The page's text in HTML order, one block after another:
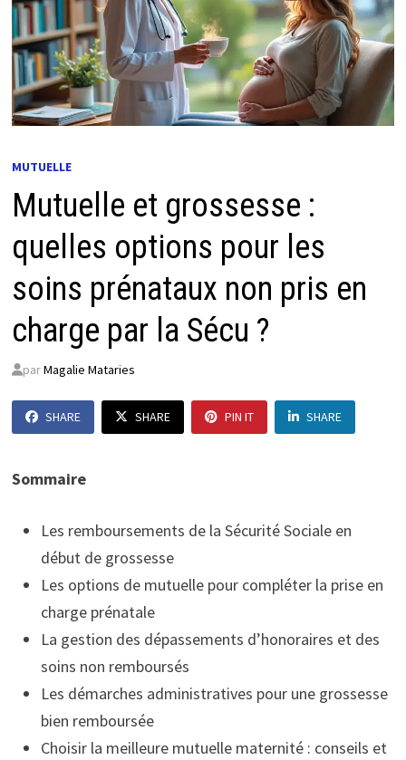
MUTUELLE
Mutuelle et grossesse :
quelles options pour les
soins prénataux non pris en
charge par la Sécu ?
parMagalie Mataries
SHARE SHARE PIN IT SHARE
Sommaire
Les remboursements de la Sécurité Sociale en
début de grossesse
Les options de mutuelle pour compléter la prise en
charge prénatale
La gestion des dépassements d’honoraires et des
soins non remboursés
Les démarches administratives pour une grossesse
bien remboursée
Choisir la meilleure mutuelle maternité : conseils et